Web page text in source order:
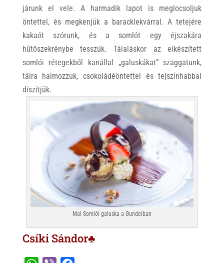
járunk el vele. A harmadik lapot is meglocsoljuk
öntettel, és megkenjük a baracklekvárral. A tetejére
kakaót szórunk, és a somlót egy éjszakára
hűtőszekrénybe tesszük. Tálaláskor az elkészített
somlói rétegekből kanállal „galuskákat” szaggatunk,
tálra halmozzuk, csokoládéöntettel és tejszínhabbal
díszítjük.
Mai Somlói galuska a Gundelban
Csíki Sándor♣